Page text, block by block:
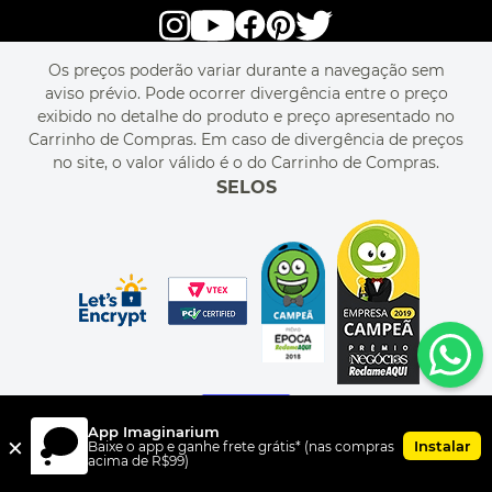
POLÍTICA DE PRIVACIDADE
PERGUNTAS FREQUENTES
MEU CADASTRO
MEU PEDIDO
CUPONS DE DESCONTO
RASTREIE O SEU PEDIDO
MAPA DO SITE
SEJA REVENDEDOR
LIVELO
alô alô IMG
Os preços poderão variar durante a navegação sem
aviso prévio. Pode ocorrer divergência entre o preço
exibido no detalhe do produto e preço apresentado no
Carrinho de Compras. Em caso de divergência de preços
no site, o valor válido é o do Carrinho de Compras.
SELOS
× App Imaginarium
Baixe o app e ganhe frete grátis* (nas compras
acima de R$99)
Instalar